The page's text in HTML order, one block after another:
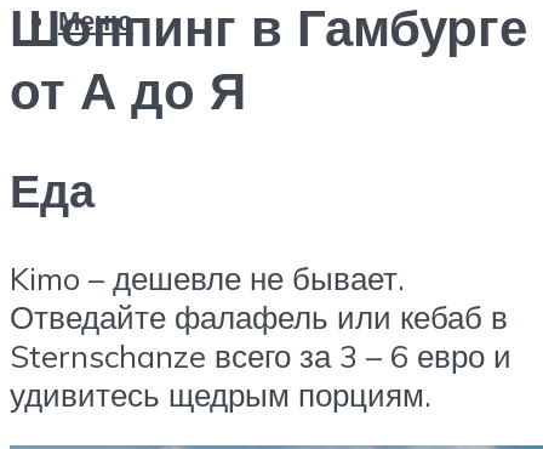
Меню
Шоппинг в Гамбурге
от А до Я
Еда
Kimo – дешевле не бывает.
Отведайте фалафель или кебаб в
Sternschanze всего за 3 – 6 евро и
удивитесь щедрым порциям.